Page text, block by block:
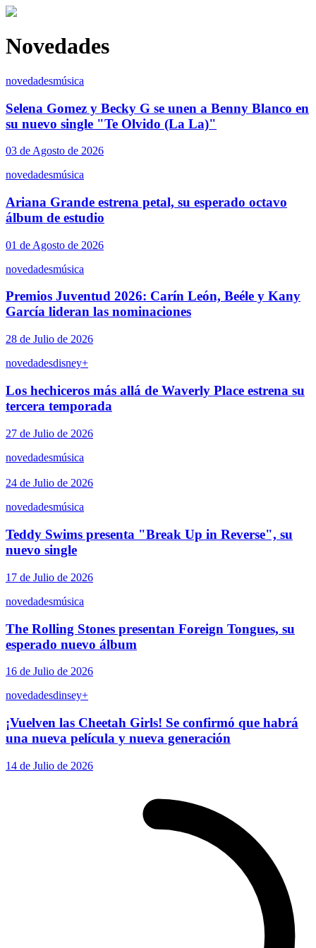
Novedades
novedadesmúsica
Selena Gomez y Becky G se unen a Benny Blanco en
su nuevo single "Te Olvido (La La)"
03 de Agosto de 2026
novedadesmúsica
Ariana Grande estrena petal, su esperado octavo
álbum de estudio
01 de Agosto de 2026
novedadesmúsica
Premios Juventud 2026: Carín León, Beéle y Kany
García lideran las nominaciones
28 de Julio de 2026
novedadesdisney+
Los hechiceros más allá de Waverly Place estrena su
tercera temporada
27 de Julio de 2026
novedadesmúsica
24 de Julio de 2026
novedadesmúsica
Teddy Swims presenta "Break Up in Reverse", su
nuevo single
17 de Julio de 2026
novedadesmúsica
The Rolling Stones presentan Foreign Tongues, su
esperado nuevo álbum
16 de Julio de 2026
novedadesdinsey+
¡Vuelven las Cheetah Girls! Se confirmó que habrá
una nueva película y nueva generación
14 de Julio de 2026